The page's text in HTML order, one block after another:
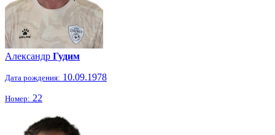
Александр Гудим
Дата рождения: 10.09.1978
Номер: 22